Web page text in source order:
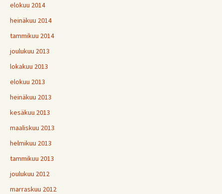
elokuu 2014
heinäkuu 2014
tammikuu 2014
joulukuu 2013
lokakuu 2013
elokuu 2013
heinäkuu 2013
kesäkuu 2013
maaliskuu 2013
helmikuu 2013
tammikuu 2013
joulukuu 2012
marraskuu 2012